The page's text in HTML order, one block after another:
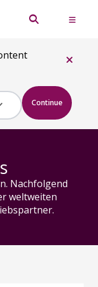
Continue
Nachfolgend
weltweiten